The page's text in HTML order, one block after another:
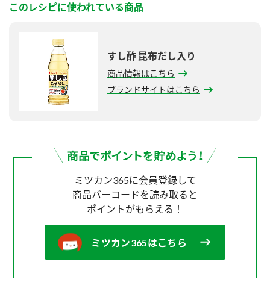
このレシピに使われている商品
すし酢 昆布だし入り
商品情報はこちら
ブランドサイトはこちら
ミツカン365に会員登録して
商品バーコードを読み取ると
ポイントがもらえる！
ミツカン365はこちら